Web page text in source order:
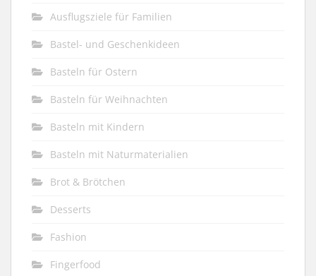
Ausflugsziele für Familien
Bastel- und Geschenkideen
Basteln für Ostern
Basteln für Weihnachten
Basteln mit Kindern
Basteln mit Naturmaterialien
Brot & Brötchen
Desserts
Fashion
Fingerfood